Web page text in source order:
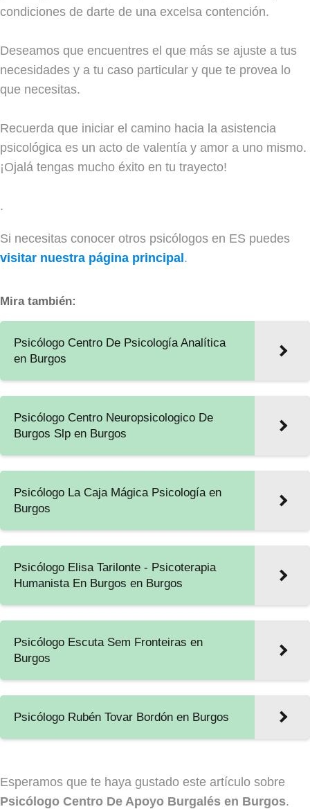
condiciones de darte de una excelsa contención.
Deseamos que encuentres el que más se ajuste a tus
necesidades y a tu caso particular y que te provea lo
que necesitas.
Recuerda que iniciar el camino hacia la asistencia
psicológica es un acto de valentía y amor a uno mismo.
¡Ojalá tengas mucho éxito en tu trayecto!
.
Si necesitas conocer otros psicólogos en ES puedes
visitar nuestra página principal.
Mira también:
Psicólogo Centro De Psicología Analítica
en Burgos
Psicólogo Centro Neuropsicologico De
Burgos Slp en Burgos
Psicólogo La Caja Mágica Psicología en
Burgos
Psicólogo Elisa Tarilonte - Psicoterapia
Humanista En Burgos en Burgos
Psicólogo Escuta Sem Fronteiras en
Burgos
Psicólogo Rubén Tovar Bordón en Burgos
Esperamos que te haya gustado este artículo sobre
Psicólogo Centro De Apoyo Burgalés en Burgos.